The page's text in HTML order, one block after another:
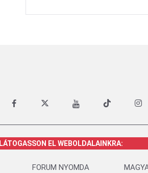
LÁTOGASSON EL WEBOLDALAINKRA:
FORUM NYOMDA